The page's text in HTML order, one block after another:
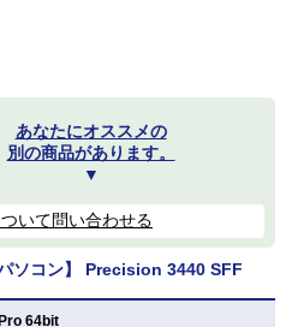
あなたにオススメの
別の商品があります。
▼
いて問い合わせる
ソコン】 Precision 3440 SFF
64bit